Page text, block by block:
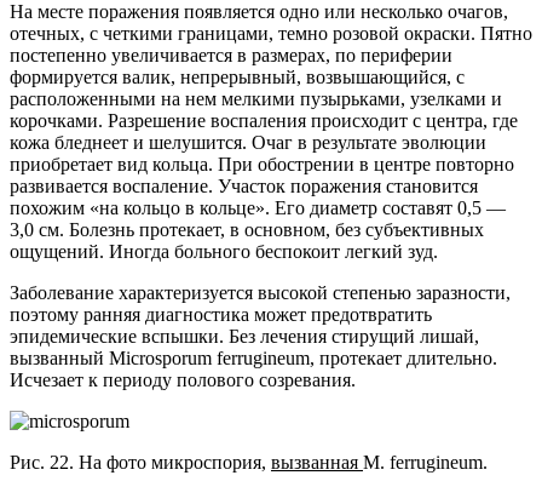
На месте поражения появляется одно или несколько очагов,
отечных, с четкими границами, темно розовой окраски. Пятно
постепенно увеличивается в размерах, по периферии
формируется валик, непрерывный, возвышающийся, с
расположенными на нем мелкими пузырьками, узелками и
корочками. Разрешение воспаления происходит с центра, где
кожа бледнеет и шелушится. Очаг в результате эволюции
приобретает вид кольца. При обострении в центре повторно
развивается воспаление. Участок поражения становится
похожим «на кольцо в кольце». Его диаметр составят 0,5 —
3,0 см. Болезнь протекает, в основном, без субъективных
ощущений. Иногда больного беспокоит легкий зуд.
Заболевание характеризуется высокой степенью заразности,
поэтому ранняя диагностика может предотвратить
эпидемические вспышки. Без лечения стирущий лишай,
вызванный Microsporum ferrugineum, протекает длительно.
Исчезает к периоду полового созревания.
Рис. 22. На фото микроспория, вызванная M. ferrugineum.